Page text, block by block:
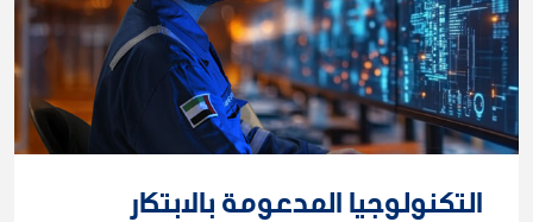
التكنولوجيا المدعومة بالابتكار